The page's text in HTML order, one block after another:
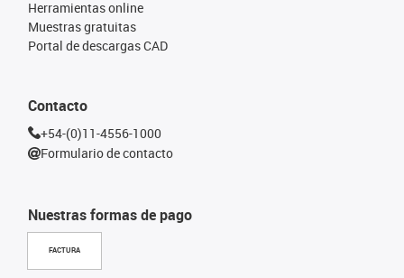
Nuestras formas de pago
FACTURA
Herramientas online
Muestras gratuitas
Portal de descargas CAD
Contacto
+54-(0)11-4556-1000
Formulario de contacto